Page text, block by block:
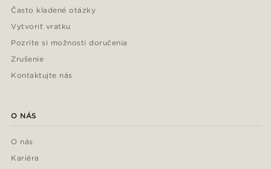
Často kladené otázky
Vytvoriť vratku
Pozrite si možnosti doručenia
Zrušenie
Kontaktujte nás
O NÁS
O nás
Kariéra